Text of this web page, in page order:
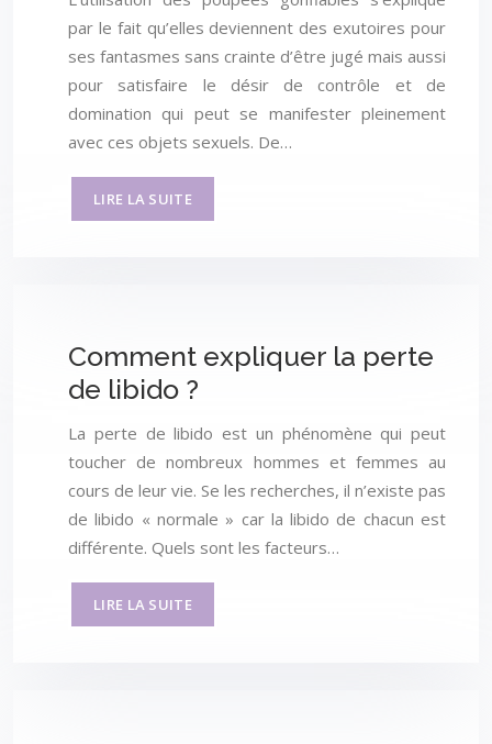
par le fait qu’elles deviennent des exutoires pour
ses fantasmes sans crainte d’être jugé mais aussi
pour satisfaire le désir de contrôle et de
domination qui peut se manifester pleinement
avec ces objets sexuels. De…
LIRE LA SUITE
Comment expliquer la perte
de libido ?
La perte de libido est un phénomène qui peut
toucher de nombreux hommes et femmes au
cours de leur vie. Se les recherches, il n’existe pas
de libido « normale » car la libido de chacun est
différente. Quels sont les facteurs…
LIRE LA SUITE